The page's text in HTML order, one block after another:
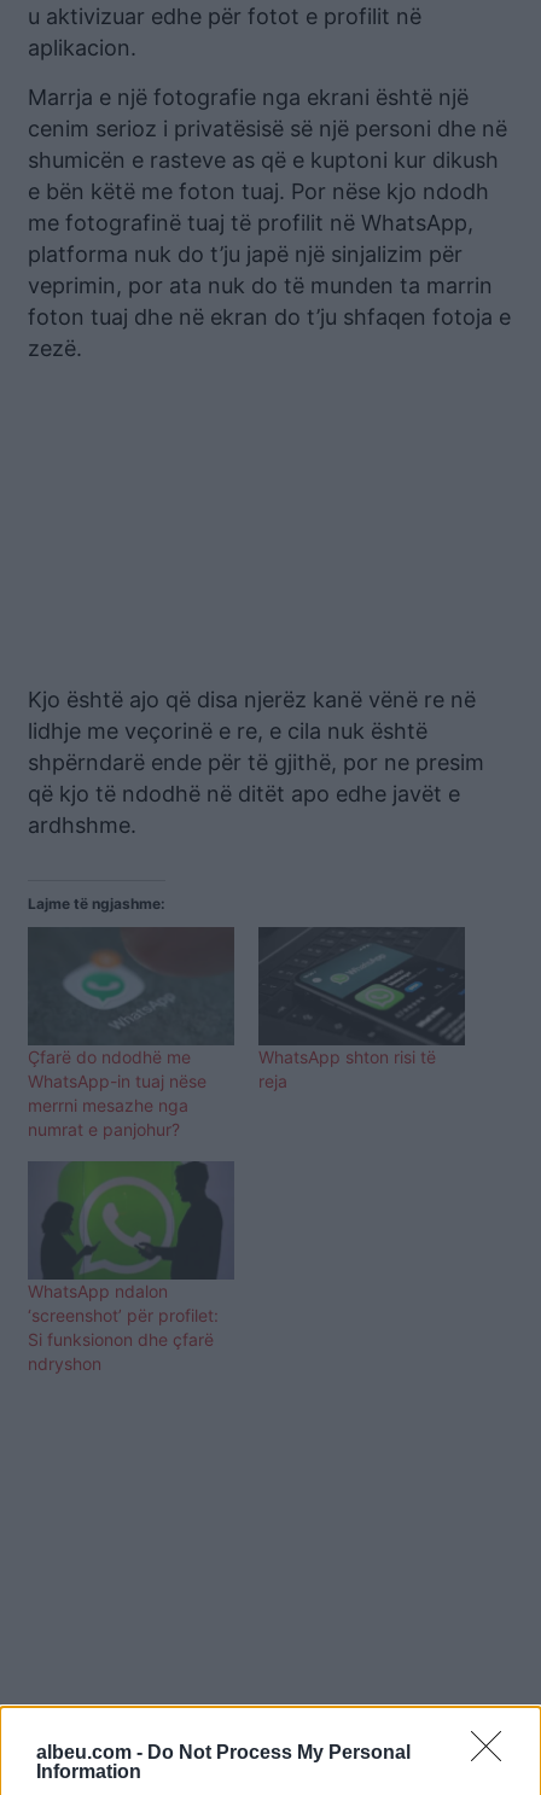
albeu.com - Do Not Process My Personal
Information
u aktivizuar edhe për fotot e profilit në
aplikacion.
Marrja e një fotografie nga ekrani është një
cenim serioz i privatësisë së një personi dhe në
shumicën e rasteve as që e kuptoni kur dikush
e bën këtë me foton tuaj. Por nëse kjo ndodh
me fotografinë tuaj të profilit në WhatsApp,
platforma nuk do t’ju japë një sinjalizim për
veprimin, por ata nuk do të munden ta marrin
foton tuaj dhe në ekran do t’ju shfaqen fotoja e
zezë.
Kjo është ajo që disa njerëz kanë vënë re në
lidhje me veçorinë e re, e cila nuk është
shpërndarë ende për të gjithë, por ne presim
që kjo të ndodhë në ditët apo edhe javët e
ardhshme.
Lajme të ngjashme:
Çfarë do ndodhë me
WhatsApp-in tuaj nëse
merrni mesazhe nga
numrat e panjohur?
WhatsApp shton risi të
reja
WhatsApp ndalon
‘screenshot’ për profilet:
Si funksionon dhe çfarë
ndryshon
Shtuarmë14.03.2024 14:56